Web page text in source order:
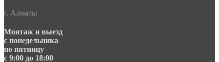
г. Алматы
Монтаж и выезд
с понедельника
по пятницу
с 9:00 до 18:00